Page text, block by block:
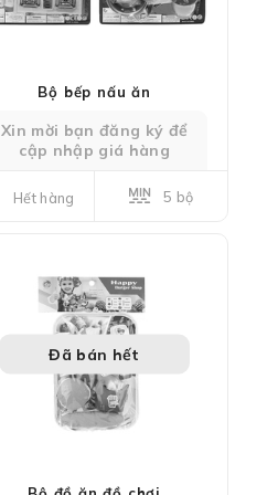
Bộ bếp nấu ăn
Xin mời bạn đăng ký để
cập nhập giá hàng
Hết hàng 5 bộ
Đã bán hết